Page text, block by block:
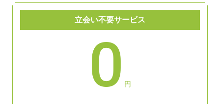
立会い不要サービス
0 円